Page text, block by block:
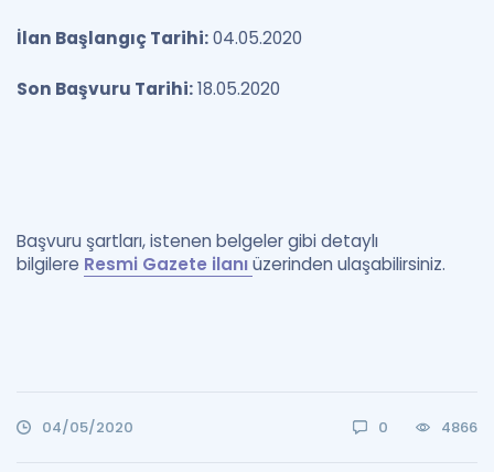
İlan Başlangıç Tarihi:04.05.2020
Son Başvuru Tarihi:18.05.2020
Başvuru şartları, istenen belgeler gibi detaylı
bilgilere Resmi Gazete ilanıüzerinden ulaşabilirsiniz.
04/05/2020 0 4866